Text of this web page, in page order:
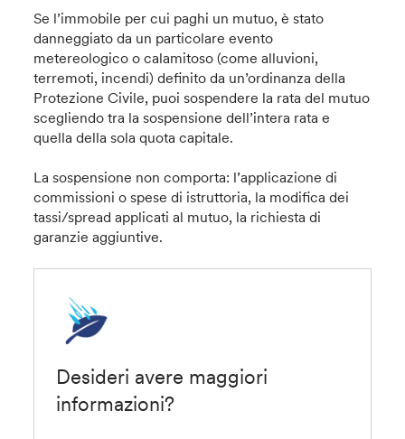
Se l’immobile per cui paghi un mutuo, è stato
danneggiato da un particolare evento
metereologico o calamitoso (come alluvioni,
terremoti, incendi) definito da un’ordinanza della
Protezione Civile, puoi sospendere la rata del mutuo
scegliendo tra la sospensione dell’intera rata e
quella della sola quota capitale.
La sospensione non comporta: l’applicazione di
commissioni o spese di istruttoria, la modifica dei
tassi/spread applicati al mutuo, la richiesta di
garanzie aggiuntive.
Desideri avere maggiori
informazioni?